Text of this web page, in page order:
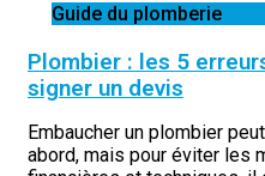
Guide du plomberie
Plombier : les 5
signer un devis
Embaucher un plombier
abord, mais pour éviter les